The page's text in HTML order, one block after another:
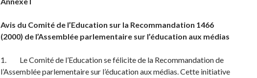
Avis du Comité de l’Education sur la Recommandation 1466
(2000) de l’Assemblée parlementaire sur l’éducation aux médias
1. Le Comité de l’Education se félicite de la Recommandation de
l’Assemblée parlementaire sur l’éducation aux médias. Cette initiative